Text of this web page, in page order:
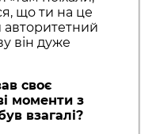
що ти на це
авторитетний
він дуже
своє
моменти з
взагалі?